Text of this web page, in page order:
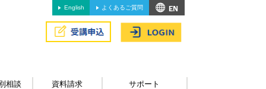
English よくあるご質問
相談 資料請求 サポート